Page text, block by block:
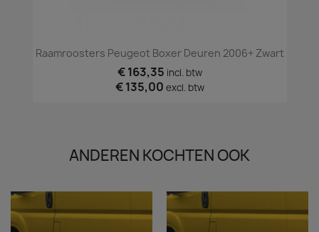
Raamroosters Peugeot Boxer Deuren 2006+ Zwart
€ 163,35 incl. btw
€ 135,00 excl. btw
ANDEREN KOCHTEN OOK